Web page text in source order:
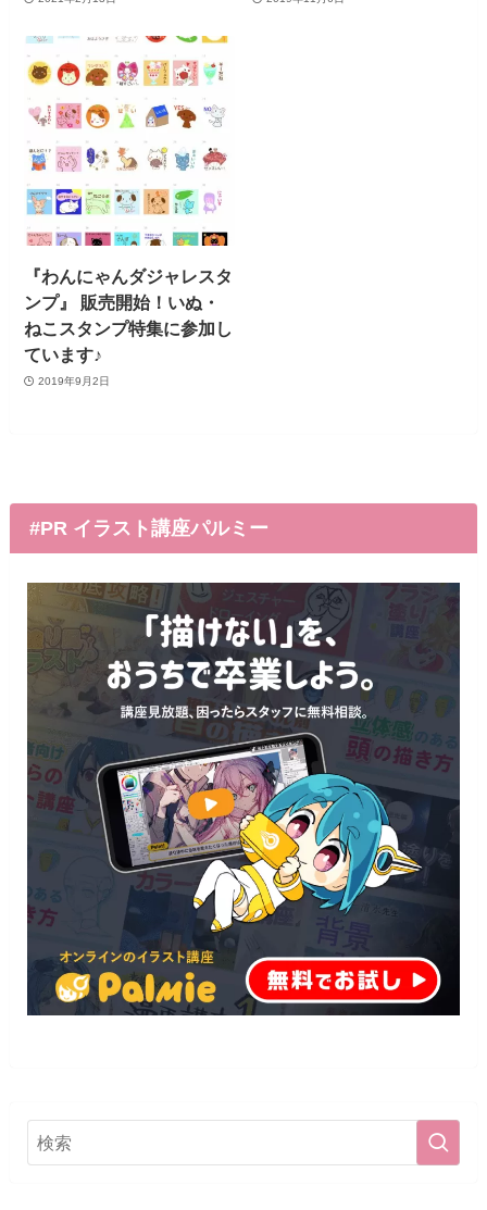
『わんにゃんダジャレスタ
ンプ』 販売開始！いぬ・
ねこスタンプ特集に参加し
ています♪
2019年9月2日
#PR イラスト講座パルミー